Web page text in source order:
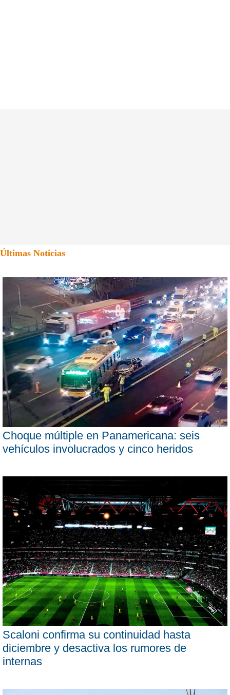
Últimas Noticias
Choque múltiple en Panamericana: seis
vehículos involucrados y cinco heridos
Scaloni confirma su continuidad hasta
diciembre y desactiva los rumores de
internas